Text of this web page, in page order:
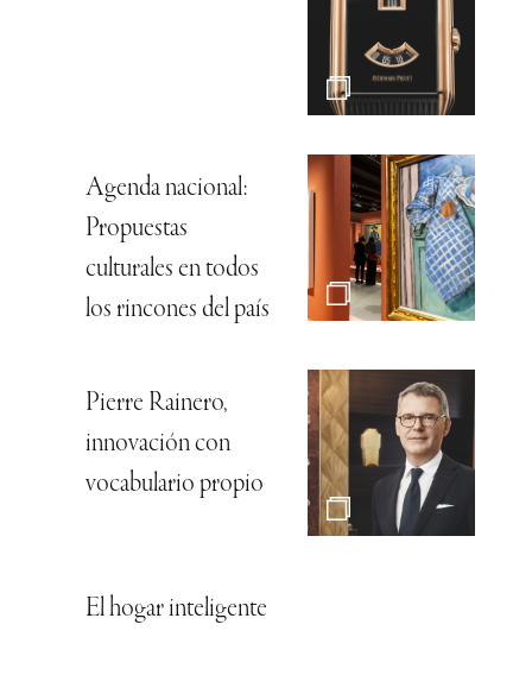
Agenda nacional:
Propuestas
culturales en todos
los rincones del país
Pierre Rainero,
innovación con
vocabulario propio
El hogar inteligente